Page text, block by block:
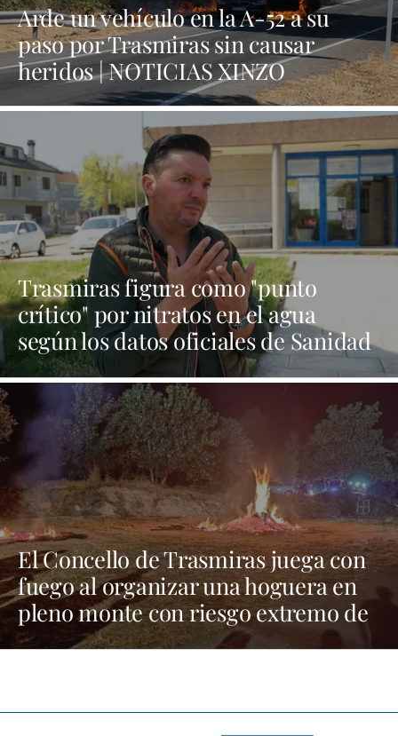
Arde un vehículo en la A-52 a su
paso por Trasmiras sin causar
heridos | NOTICIAS XINZO
Trasmiras figura como "punto
crítico" por nitratos en el agua
según los datos oficiales de Sanidad
| NOTICIAS XINZO
El Concello de Trasmiras juega con
fuego al organizar una hoguera en
pleno monte con riesgo extremo de
incendios